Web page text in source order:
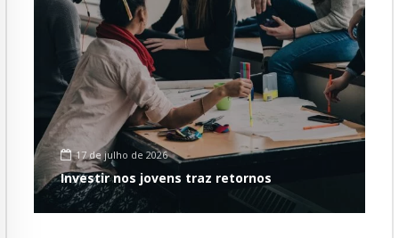
17 de julho de 2026
Investir nos jovens traz retornos